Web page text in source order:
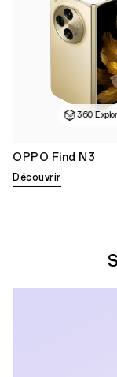
360
OPPO Find N3
Découvrir